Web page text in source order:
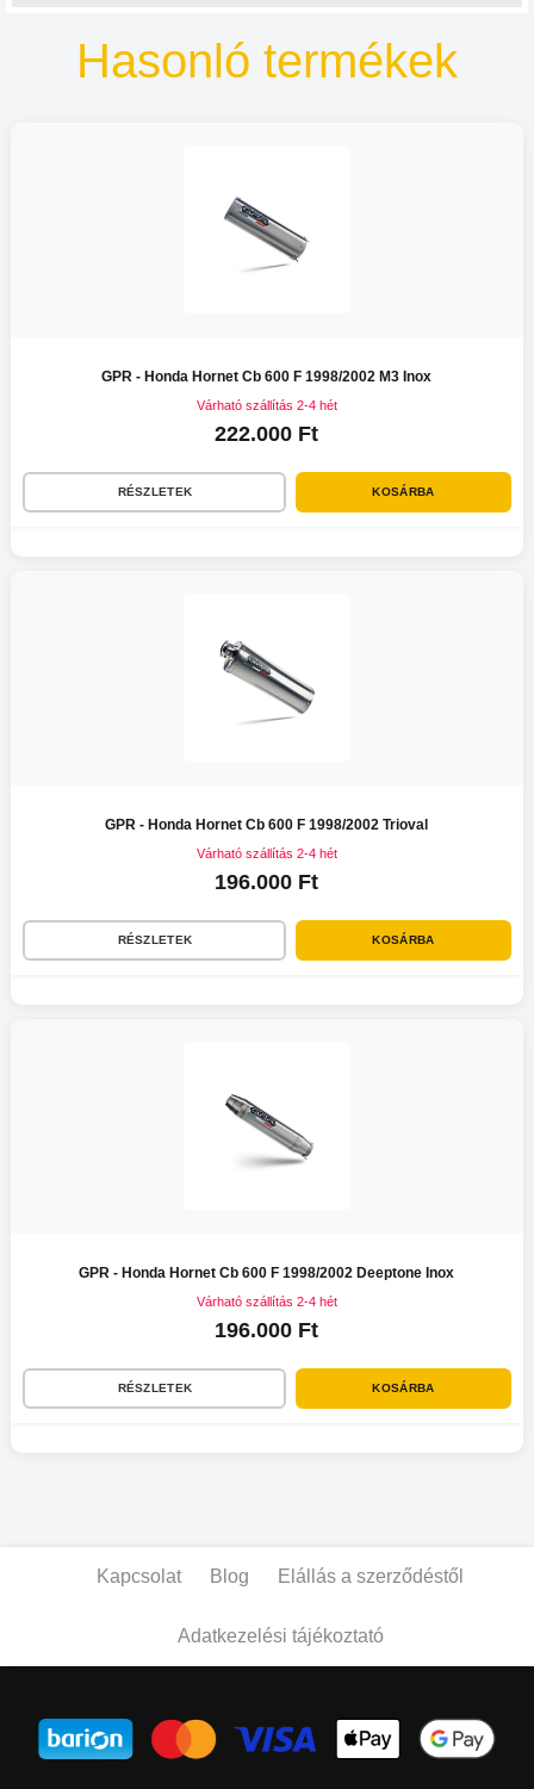
Hasonló termékek
GPR - Honda Hornet Cb 600 F 1998/2002 M3 Inox
Várható szállítás 2-4 hét
222.000 Ft
RÉSZLETEK KOSÁRBA
GPR - Honda Hornet Cb 600 F 1998/2002 Trioval
Várható szállítás 2-4 hét
196.000 Ft
RÉSZLETEK KOSÁRBA
GPR - Honda Hornet Cb 600 F 1998/2002 Deeptone Inox
Várható szállítás 2-4 hét
196.000 Ft
RÉSZLETEK KOSÁRBA
Kapcsolat Blog Elállás a szerződéstől
Adatkezelési tájékoztató